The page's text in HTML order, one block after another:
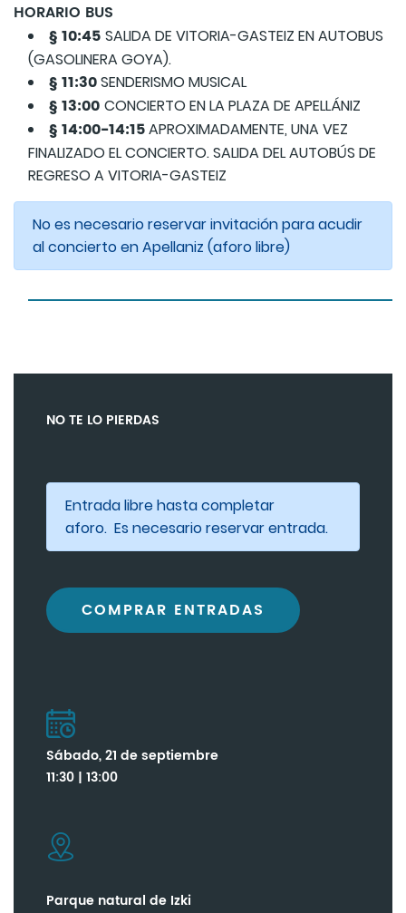
HORARIO BUS
§ 10:45 SALIDA DE VITORIA-GASTEIZ EN AUTOBUS
(GASOLINERA GOYA).
§ 11:30SENDERISMO MUSICAL
§ 13:00 CONCIERTO EN LA PLAZA DE APELLÁNIZ
§ 14:00-14:15APROXIMADAMENTE, UNA VEZ
FINALIZADO EL CONCIERTO. SALIDA DEL AUTOBÚS DE
REGRESO A VITORIA-GASTEIZ
No es necesario reservar invitación para acudir
al concierto en Apellaniz (aforo libre)
NO TE LO PIERDAS
Entrada libre hasta completar
aforo. Es necesario reservar entrada.
COMPRAR ENTRADAS
Sábado, 21 de septiembre
11:30 | 13:00
Parque natural de Izki